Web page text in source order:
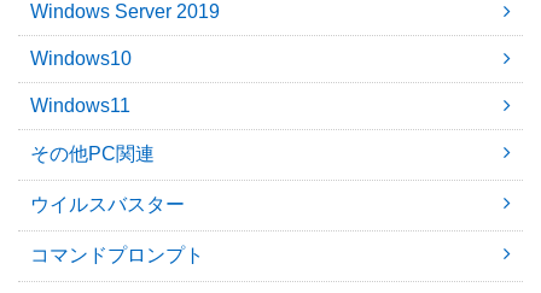
Windows Server 2019
Windows10
Windows11
その他PC関連
ウイルスバスター
コマンドプロンプト